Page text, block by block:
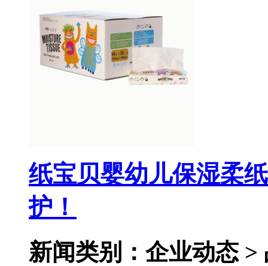
纸宝贝婴幼儿保湿柔
护！
新闻类别：企业动态 >